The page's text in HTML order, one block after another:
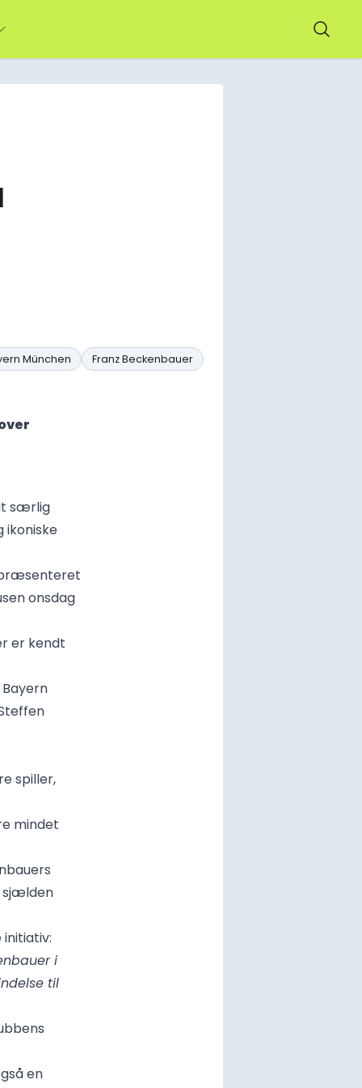
München Franz Beckenbauer
særlig
ikoniske
præsenteret
onsdag
er kendt
spiller,
mindet
sjælden
i
til
en